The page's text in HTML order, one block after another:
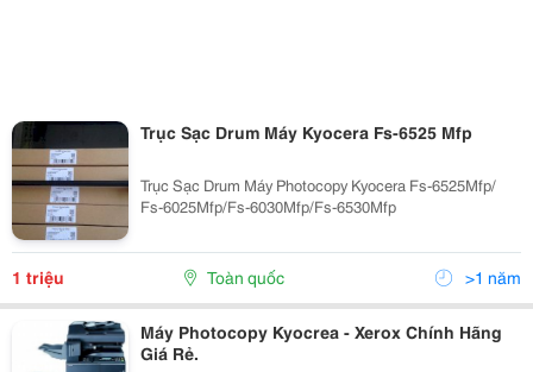
Trục Sạc Drum Máy Kyocera Fs-6525 Mfp
Trục Sạc Drum Máy Photocopy Kyocera Fs-6525Mfp/
Fs-6025Mfp/Fs-6030Mfp/Fs-6530Mfp
1 triệu Toàn quốc >1 năm
Máy Photocopy Kyocrea - Xerox Chính Hãng
Giá Rẻ.